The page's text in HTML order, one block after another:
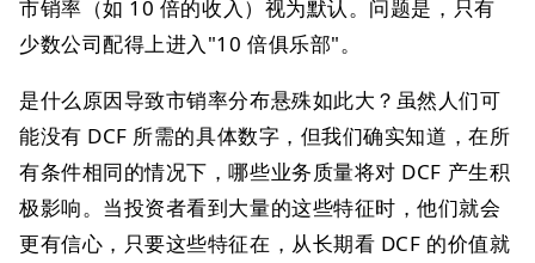
市销率（如 10 倍的收入）视为默认。问题是，只有
少数公司配得上进入"10 倍俱乐部"。
是什么原因导致市销率分布悬殊如此大？虽然人们可
能没有 DCF 所需的具体数字，但我们确实知道，在所
有条件相同的情况下，哪些业务质量将对 DCF 产生积
极影响。当投资者看到大量的这些特征时，他们就会
更有信心，只要这些特征在，从长期看 DCF 的价值就